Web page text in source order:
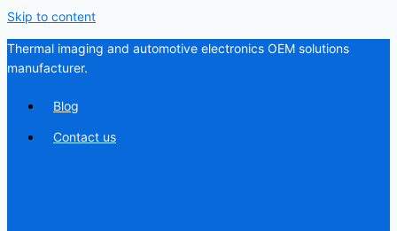
Skip to content
Thermal imaging and automotive electronics OEM solutions
manufacturer.
Blog
Contact us